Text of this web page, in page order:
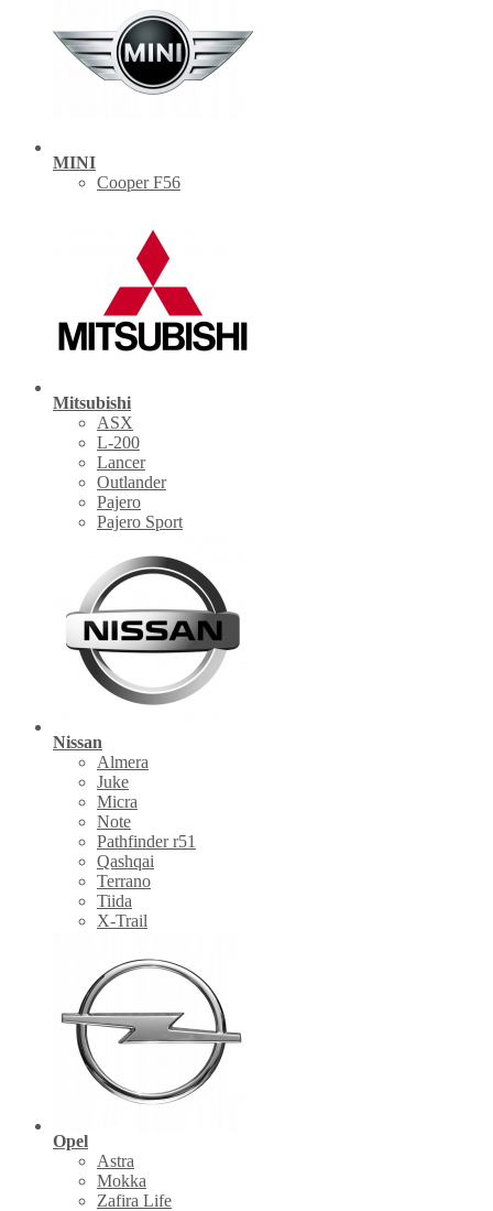
MINI
Cooper F56
Mitsubishi
ASX
L-200
Lancer
Outlander
Pajero
Pajero Sport
Nissan
Almera
Juke
Micra
Note
Pathfinder r51
Qashqai
Terrano
Tiida
X-Trail
Opel
Astra
Mokka
Zafira Life